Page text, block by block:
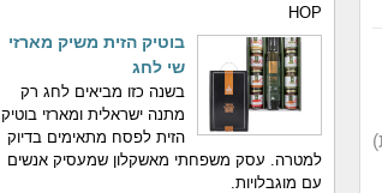
HOP
בוטיק הזית משיק מארזי
שי לחג
בשנה כזו מביאים לחג רק
מתנה ישראלית ומארזי בוטיק
הזית לפסח מתאימים בדיוק
למטרה. עסק משפחתי מאשקלון שמעסיק אנשים
עם מוגבלויות.